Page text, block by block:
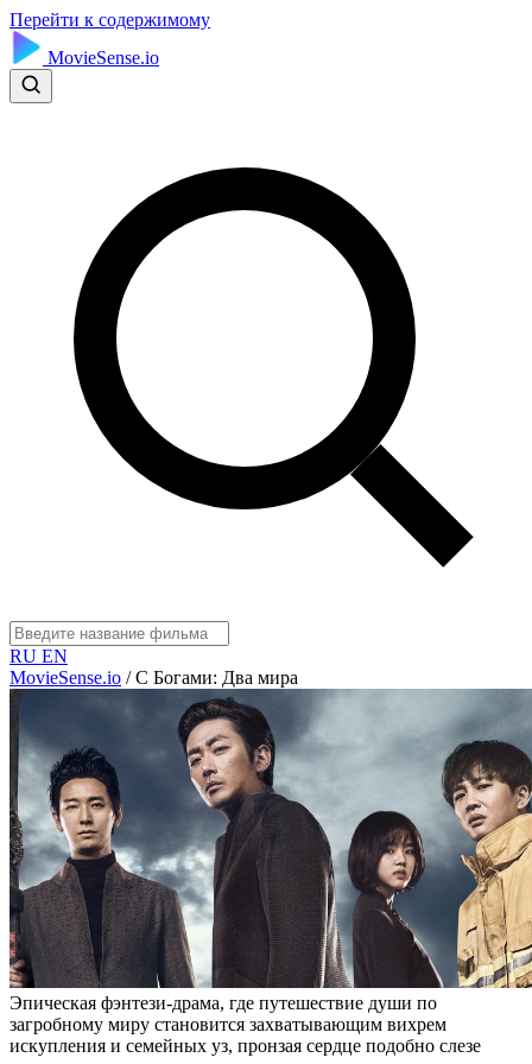
Перейти к содержимому
MovieSense.io
RU EN
MovieSense.io / С Богами: Два мира
Эпическая фэнтези-драма, где путешествие души по
загробному миру становится захватывающим вихрем
искупления и семейных уз, пронзая сердце подобно слезе